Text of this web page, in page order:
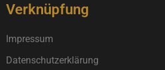
Verknüpfung
Impressum
Datenschutzerklärung